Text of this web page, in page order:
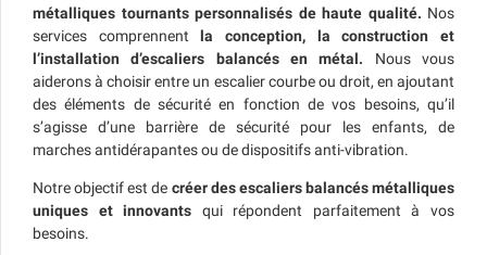
métalliques tournants personnalisés de haute qualité. Nos
services comprennent la conception, la construction et
l’installation d’escaliers balancés en métal. Nous vous
aideronsà choisir entre un escalier courbe ou droit, en ajoutant
des éléments de sécurité en fonction de vos besoins, qu’il
s’agisse d’une barrière de sécurité pour les enfants, de
marches antidérapantes ou de dispositifs anti-vibration.
Notre objectif est de créer des escaliers balancés métalliques
uniques et innovants qui répondent parfaitement à vos
besoins.